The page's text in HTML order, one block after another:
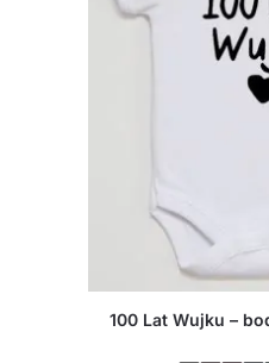
100 Lat Wujku –